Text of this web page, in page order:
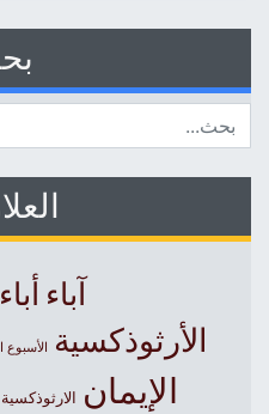
آباءأباء
الأرثوذكسية الأسبوع
الإيمان الارثوذكسية